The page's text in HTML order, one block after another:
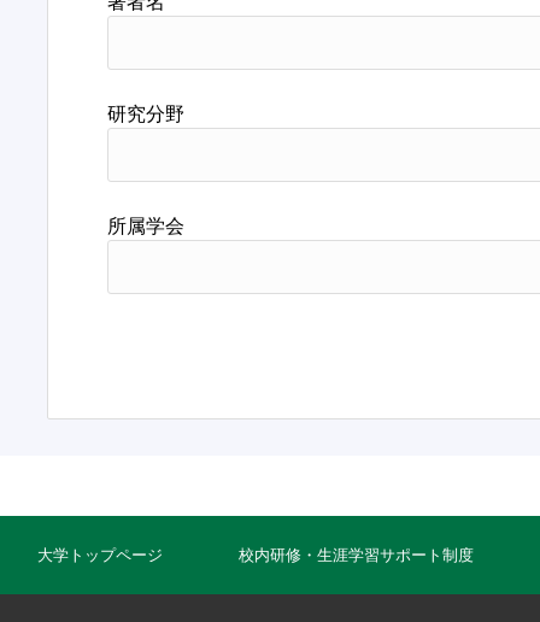
研究分野
所属学会
大学トップページ 校内研修・生涯学習サポート制度